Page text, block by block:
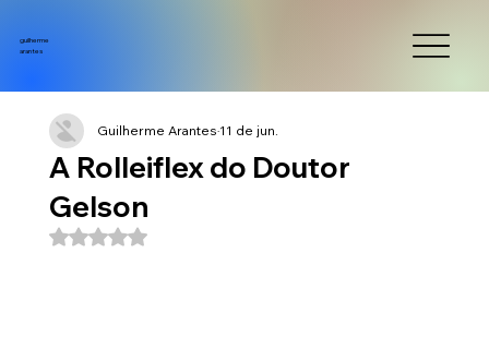
guilherme
arantes
A Rolleiflex do Doutor
Gelson
Guilherme Arantes11 de jun.
Avaliado com NaN de 5 estrelas.